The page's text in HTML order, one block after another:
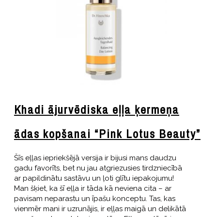
Khadi ājurvēdiska eļļa ķermeņa
ādas kopšanai “Pink Lotus Beauty”
Šīs eļļas iepriekšējā versija ir bijusi mans daudzu
gadu favorīts, bet nu jau atgriezusies tirdzniecībā
ar papildinātu sastāvu un ļoti glītu iepakojumu!
Man šķiet, ka šī eļļa ir tāda kā neviena cita – ar
pavisam neparastu un īpašu konceptu. Tas, kas
vienmēr mani ir uzrunājis, ir eļļas maigā un delikātā